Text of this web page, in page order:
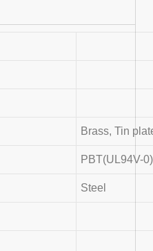
Brass, Tin
PBT(UL94V-0)
Steel